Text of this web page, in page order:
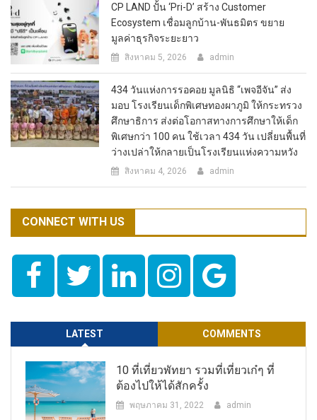
CP LAND ปั้น ‘Pri-D’ สร้าง Customer
Ecosystem เชื่อมลูกบ้าน-พันธมิตร ขยาย
มูลค่าธุรกิจระยะยาว
สิงหาคม 5, 2026 admin
434 วันแห่งการรอคอย มูลนิธิ “เพจอีจัน” ส่ง
มอบ โรงเรียนเด็กพิเศษทองผาภูมิ ให้กระทรวง
ศึกษาธิการ ส่งต่อโอกาสทางการศึกษาให้เด็ก
พิเศษกว่า 100 คน ใช้เวลา 434 วัน เปลี่ยนพื้นที่
ว่างเปล่าให้กลายเป็นโรงเรียนแห่งความหวัง
สิงหาคม 4, 2026 admin
CONNECT WITH US
LATEST COMMENTS
10 ที่เที่ยวพัทยา รวมที่เที่ยวเก๋ๆ ที่
ต้องไปให้ได้สักครั้ง
พฤษภาคม 31, 2022 admin